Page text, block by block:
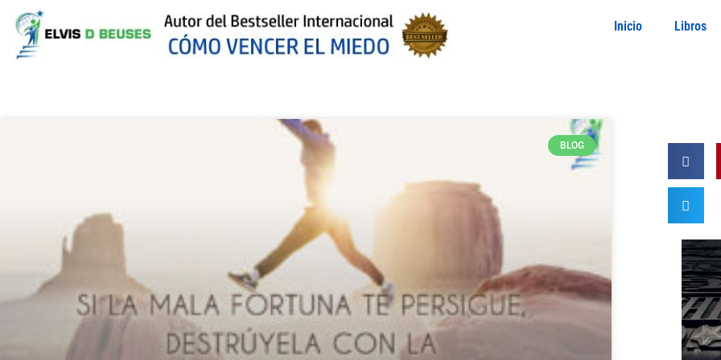
Inicio Libros
BLOG